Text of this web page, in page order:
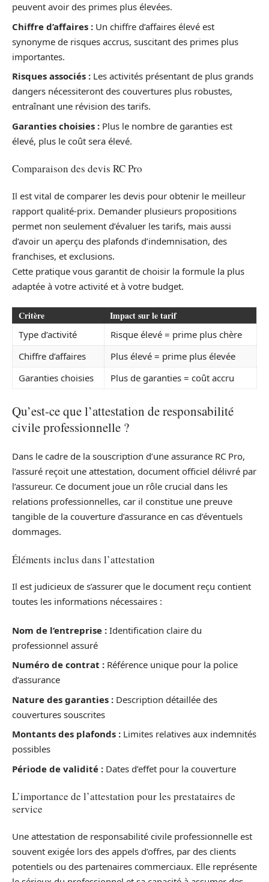
peuvent avoir des primes plus élevées.
Chiffre d’affaires : Un chiffre d’affaires élevé est
synonyme de risques accrus, suscitant des primes plus
importantes.
Risques associés : Les activités présentant de plus grands
dangers nécessiteront des couvertures plus robustes,
entraînant une révision des tarifs.
Garanties choisies : Plus le nombre de garanties est
élevé, plus le coût sera élevé.
Comparaison des devis RC Pro
Il est vital de comparer les devis pour obtenir le meilleur
rapport qualité-prix. Demander plusieurs propositions
permet non seulement d’évaluer les tarifs, mais aussi
d’avoir un aperçu des plafonds d’indemnisation, des
franchises, et exclusions.
Cette pratique vous garantit de choisir la formule la plus
adaptée à votre activité et à votre budget.
Critère Impact sur le tarif
Type d’activité
Risque élevé = prime plus chère
Chiffre d’affaires
Plus élevé = prime plus élevée
Garanties choisies
Plus de garanties = coût accru
Qu’est-ce que l’attestation de responsabilité
civile professionnelle ?
Dans le cadre de la souscription d’une assurance RC Pro,
l’assuré reçoit une attestation, document officiel délivré par
l’assureur. Ce document joue un rôle crucial dans les
relations professionnelles, car il constitue une preuve
tangible de la couverture d’assurance en cas d’éventuels
dommages.
Éléments inclus dans l’attestation
Il est judicieux de s’assurer que le document reçu contient
toutes les informations nécessaires :
Nom de l’entreprise : Identification claire du
professionnel assuré
Numéro de contrat : Référence unique pour la police
d’assurance
Nature des garanties : Description détaillée des
couvertures souscrites
Montants des plafonds : Limites relatives aux indemnités
possibles
Période de validité : Dates d’effet pour la couverture
L’importance de l’attestation pour les prestataires de
service
Une attestation de responsabilité civile professionnelle est
souvent exigée lors des appels d’offres, par des clients
potentiels ou des partenaires commerciaux. Elle représente